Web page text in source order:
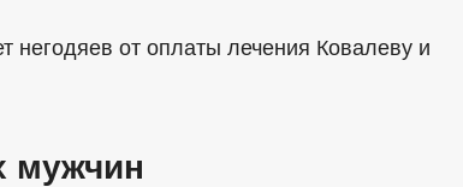
негодяев от оплаты лечения Ковалеву и
мужчин